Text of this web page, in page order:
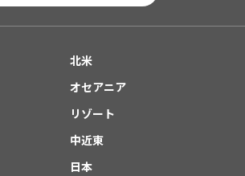
北米
オセアニア
リゾート
中近東
日本